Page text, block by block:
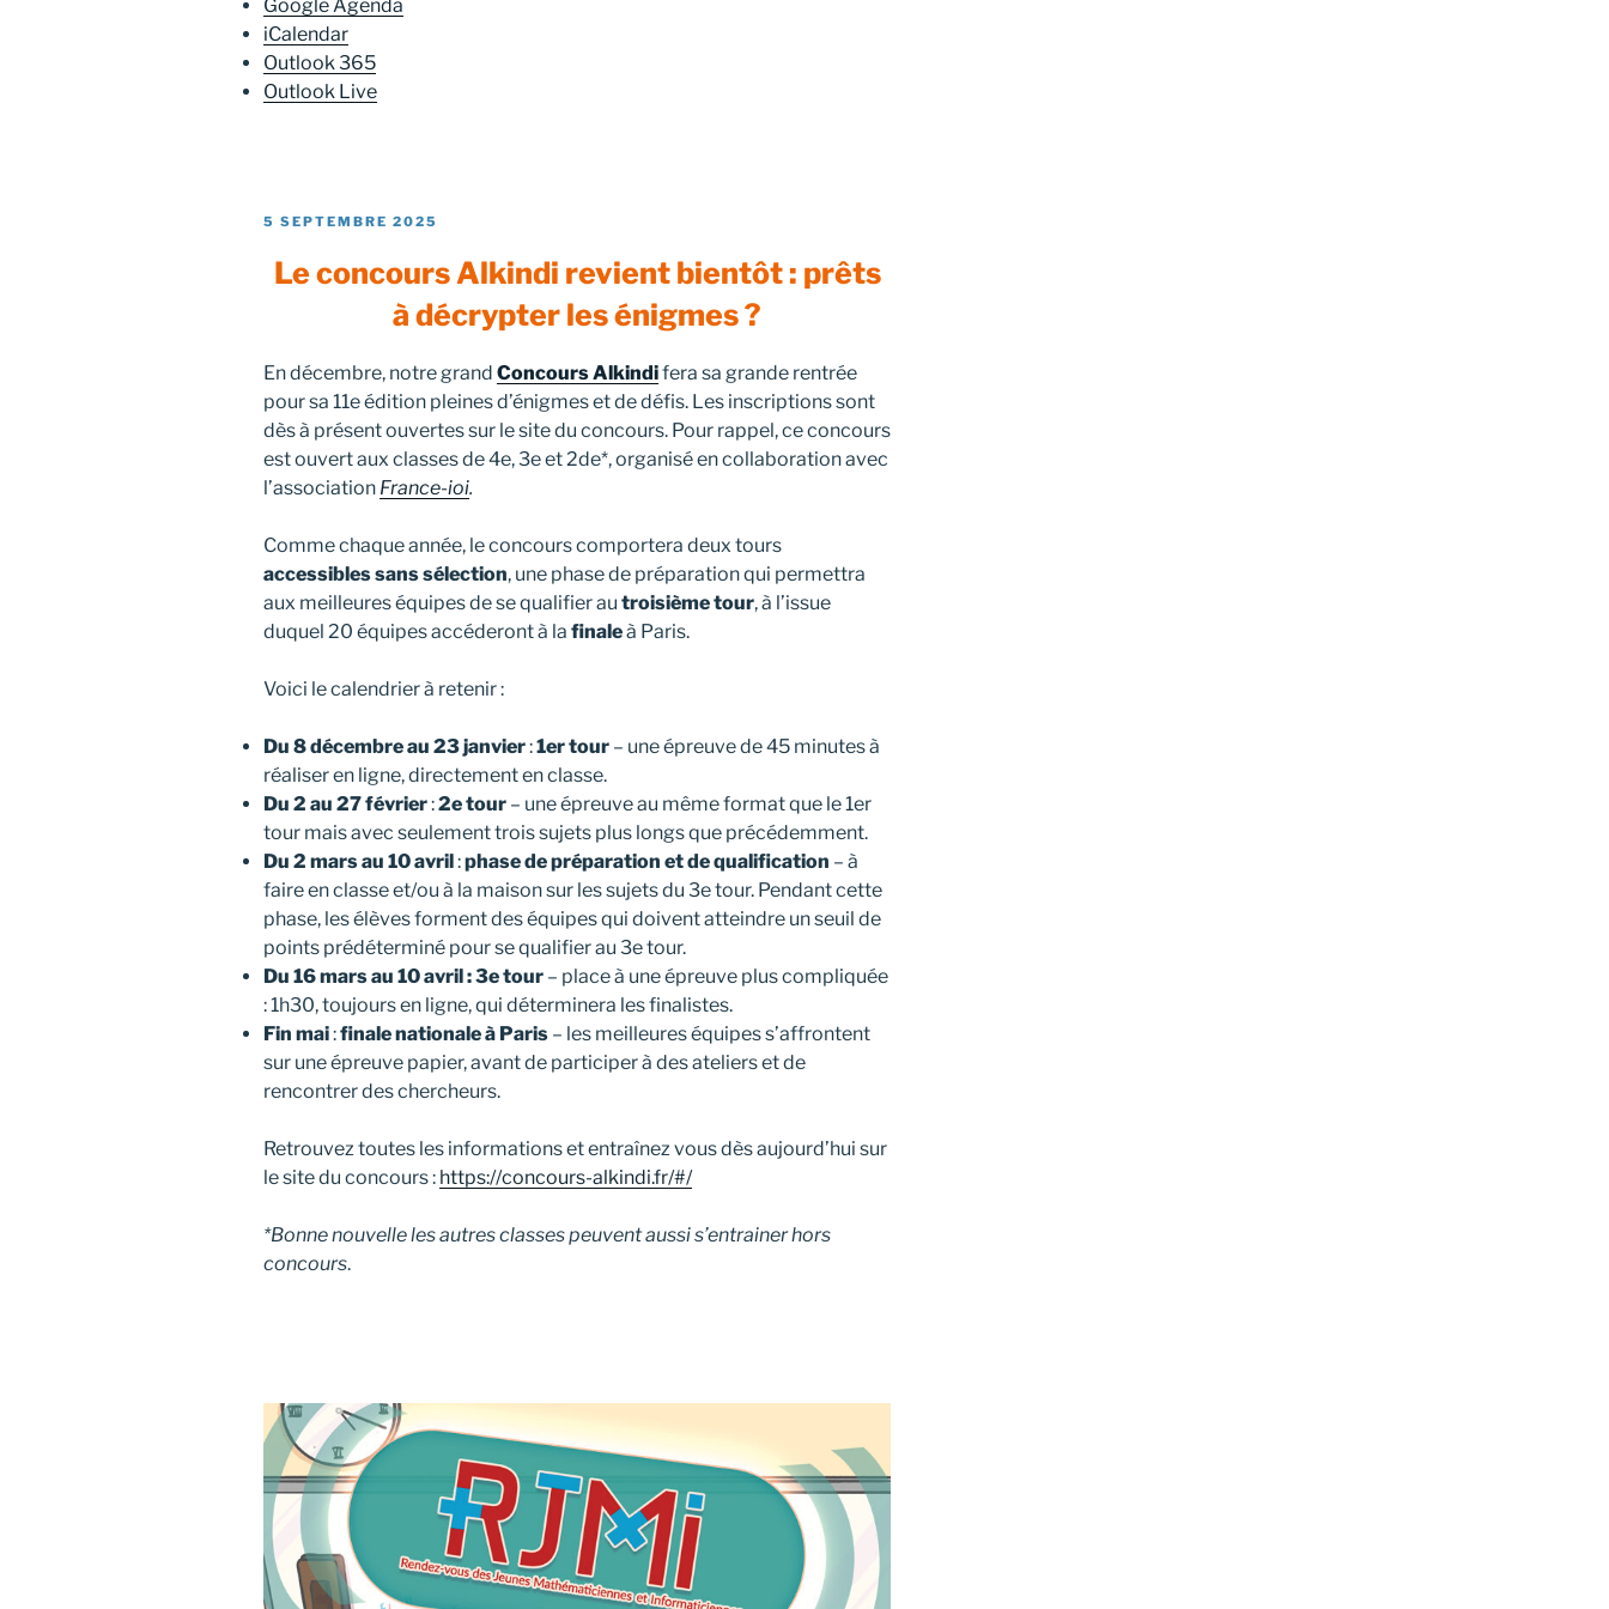
Google Agenda
iCalendar
Outlook 365
Outlook Live
PUBLIÉ
5 SEPTEMBRE 2025
Le concours Alkindi revient bientôt : prêts
à décrypter les énigmes ?
En décembre, notre grand Concours Alkindifera sa grande rentrée
pour sa 11e édition pleines d’énigmes et de défis. Les inscriptions sont
dès à présent ouvertes sur le site du concours. Pour rappel, ce concours
est ouvert aux classes de 4e, 3e et 2de*, organisé en collaboration avec
l’association France-ioi.
Comme chaque année, le concours comportera deux tours
accessibles sans sélection, une phase de préparation qui permettra
aux meilleures équipes de se qualifier au troisième tour, à l’issue
duquel 20 équipes accéderont à la finaleà Paris.
Voici le calendrier à retenir :
Du 8 décembre au 23 janvier:1er tour – une épreuve de 45 minutes à
réaliser en ligne, directement en classe.
Du 2 au 27 février:2e tour – une épreuve au même format que le 1er
tour mais avec seulement trois sujets plus longs que précédemment.
Du 2 mars au 10 avril:phase de préparation et de qualification – à
faire en classe et/ou à la maison sur les sujets du 3e tour. Pendant cette
phase, les élèves forment des équipes qui doivent atteindre un seuil de
points prédéterminé pour se qualifier au 3e tour.
Du 16 mars au 10 avril : 3e tour – place à une épreuve plus compliquée
: 1h30, toujours en ligne, qui déterminera les finalistes.
Fin mai:finale nationale à Paris – les meilleures équipes s’affrontent
sur une épreuve papier, avant de participer à des ateliers et de
rencontrer des chercheurs.
Retrouvez toutes les informations et entraînez vous dès aujourd’hui sur
le site du concours : https://concours-alkindi.fr/#/
*Bonne nouvelle les autres classes peuvent aussi s’entrainer hors
concours.